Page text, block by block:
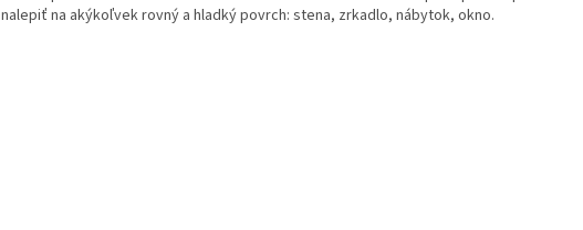
nalepiť na akýkoľvek rovný a hladký povrch: stena, zrkadlo, nábytok, okno.